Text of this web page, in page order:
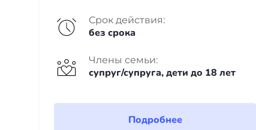
Срок действия:
без срока
Члены семьи:
супруг/супруга, дети до 18 лет
Подробнее